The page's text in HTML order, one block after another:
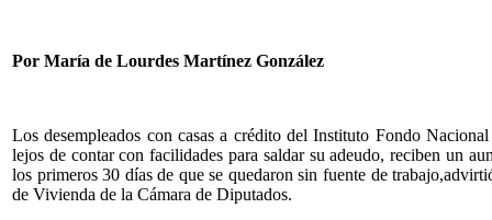
Por María de Lourdes Martínez González
Los desempleados con casas a crédito del Instituto Fondo
lejos de contar con facilidades para saldar su adeudo, reciben un
los primeros 30 días de que se quedaron sin fuente de
de Vivienda de la Cámara de Diputados.